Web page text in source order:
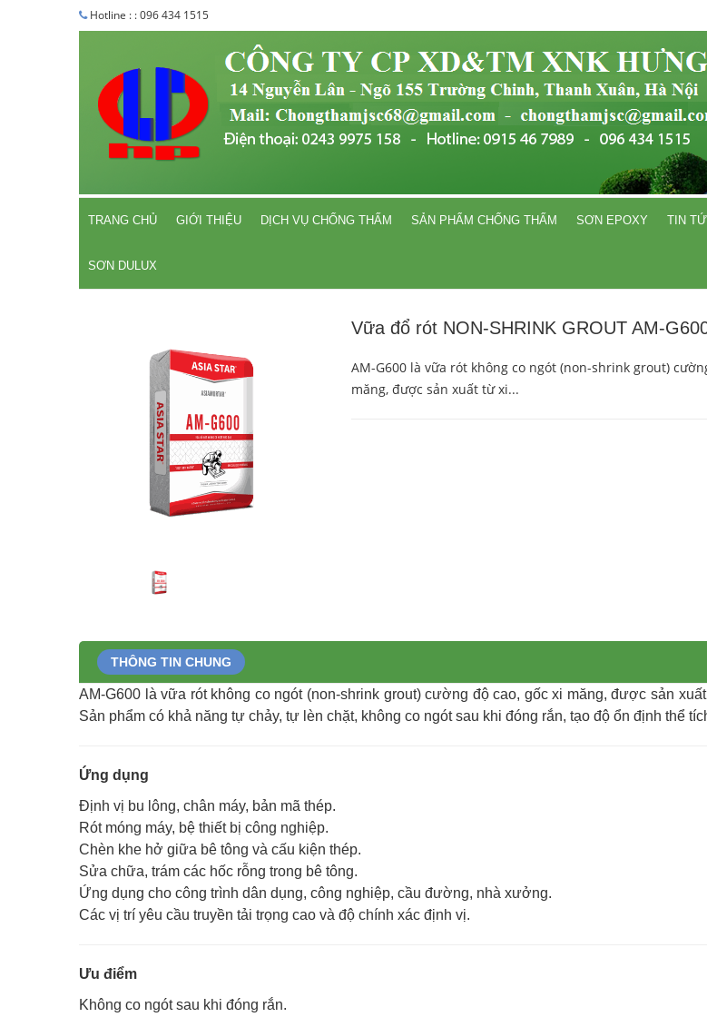
Hotline : : 096 434 1515
TRANG CHỦ GIỚI THIỆU DỊCH VỤ CHỐNG THẤM SẢN PHẨM CHỐNG THẤM SƠN EPOXY TIN
SƠN DULUX
Vữa đổ rót NON-SHRINK GROUT AM-
AM-G600 là vữa rót không co ngót (non-shrink grout)
măng, được sản xuất từ xi...
THÔNG TIN CHUNG
AM-G600 là vữa rót không co ngót (non-shrink grout) cường độ cao, gốc xi măng, được sản
Sản phẩm có khả năng tự chảy, tự lèn chặt, không co ngót sau khi đóng rắn, tạo độ ổn định thể
Ứng dụng
Định vị bu lông, chân máy, bản mã thép.
Rót móng máy, bệ thiết bị công nghiệp.
Chèn khe hở giữa bê tông và cấu kiện thép.
Sửa chữa, trám các hốc rỗng trong bê tông.
Ứng dụng cho công trình dân dụng, công nghiệp, cầu đường, nhà xưởng.
Các vị trí yêu cầu truyền tải trọng cao và độ chính xác định vị.
Ưu điểm
Không co ngót sau khi đóng rắn.